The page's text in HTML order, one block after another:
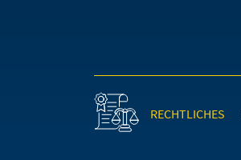
RECHTLICHES